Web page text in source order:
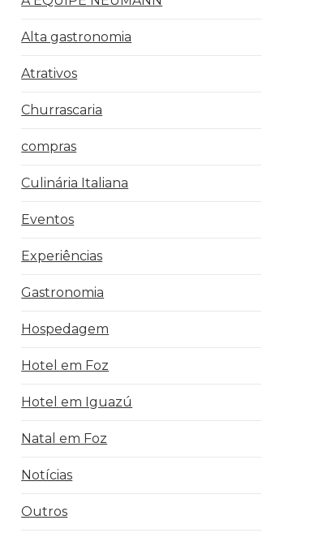
Alta gastronomia
Atrativos
Churrascaria
compras
Culinária Italiana
Eventos
Experiências
Gastronomia
Hospedagem
Hotel em Foz
Hotel em Iguazú
Natal em Foz
Notícias
Outros